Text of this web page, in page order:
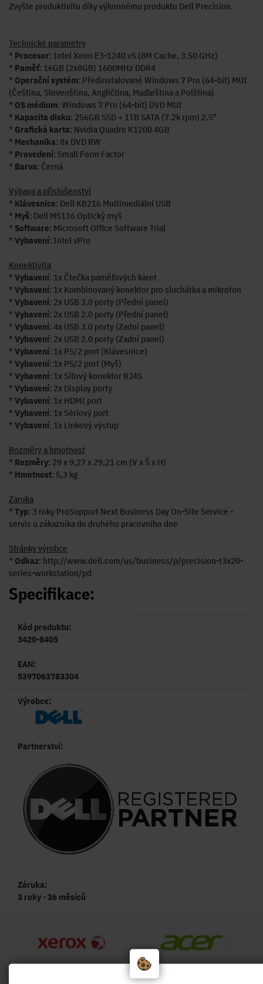
Zvyšte produktivitu díky výkonnému produktu Dell Precision.
Technické parametry
* Procesor: Intel Xeon E3-1240 v5 (8M Cache, 3.50 GHz)
* Paměť: 16GB (2x8GB) 1600MHz DDR4
* Operační systém: Předinstalované Windows 7 Pro (64-bit) MUI
(Čeština, Slovenština, Angličtina, Maďarština a Polština)
* OS médium: Windows 7 Pro (64-bit) DVD MUI
* Kapacita disku: 256GB SSD + 1TB SATA (7.2k rpm) 2.5"
* Grafická karta: Nvidia Quadro K1200 4GB
* Mechanika: 8x DVD RW
* Provedení: Small Form Factor
* Barva: Černá
Výbava a příslušenství
* Klávesnice: Dell KB216 Multimediální USB
* Myš: Dell MS116 Optický myš
* Software: Microsoft Office Software Trial
*Vybavení: Intel vPro
Konektivita
*Vybavení: 1x Čtečka paměťových karet
*Vybavení: 1x Kombinovaný konektor pro sluchátka a mikrofon
*Vybavení: 2x USB 3.0 porty (Přední panel)
*Vybavení: 2x USB 2.0 porty (Přední panel)
*Vybavení: 4x USB 3.0 porty (Zadní panel)
*Vybavení: 2x USB 2.0 porty (Zadní panel)
*Vybavení: 1x PS/2 port (Klávesnice)
*Vybavení: 1x PS/2 port (Myš)
*Vybavení: 1x Síťový konektor RJ45
*Vybavení: 2x Display porty
*Vybavení: 1x HDMI port
*Vybavení: 1x Sériový port
*Vybavení: 1x Linkový výstup
Rozměry a hmotnost
* Rozměry: 29 x 9,27 x 29,21 cm (V x Š x H)
* Hmotnost: 5,3 kg
Záruka
*Typ: 3 roky ProSupport Next Business Day On-Site Service -
servis u zákazníka do druhého pracovního dne
Stránky výrobce
* Odkaz: http://www.dell.com/us/business/p/precision-t3x20-
series-workstation/pd
Specifikace:
Kód produktu:
3420-8405
EAN:
5397063783304
Výrobce:
Partnerství:
Záruka:
3 roky - 36 měsíců